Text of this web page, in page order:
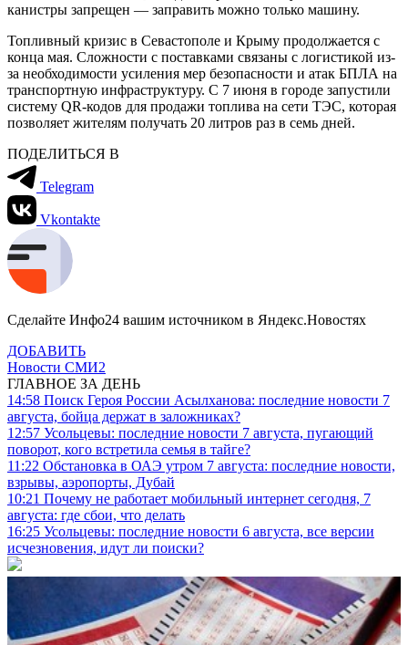
канистры запрещен — заправить можно только машину.
Топливный кризис в Севастополе и Крыму продолжается с
конца мая. Сложности с поставками связаны с логистикой из-
за необходимости усиления мер безопасности и атак БПЛА на
транспортную инфраструктуру. С 7 июня в городе запустили
систему QR-кодов для продажи топлива на сети ТЭС, которая
позволяет жителям получать 20 литров раз в семь дней.
ПОДЕЛИТЬСЯ В
Telegram
Vkontakte
Сделайте Инфо24 вашим источником в Яндекс.Новостях
ДОБАВИТЬ
Новости СМИ2
ГЛАВНОЕ ЗА ДЕНЬ
14:58 Поиск Героя России Асылханова: последние новости 7
августа, бойца держат в заложниках?
12:57 Усольцевы: последние новости 7 августа, пугающий
поворот, кого встретила семья в тайге?
11:22 Обстановка в ОАЭ утром 7 августа: последние новости,
взрывы, аэропорты, Дубай
10:21 Почему не работает мобильный интернет сегодня, 7
августа: где сбои, что делать
16:25 Усольцевы: последние новости 6 августа, все версии
исчезновения, идут ли поиски?